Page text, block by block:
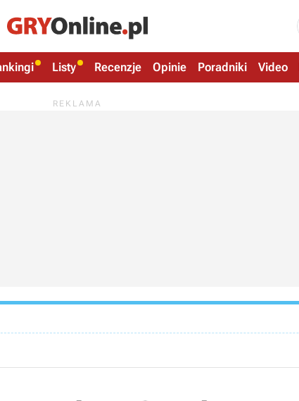
Listy Recenzje Opinie Poradniki Video